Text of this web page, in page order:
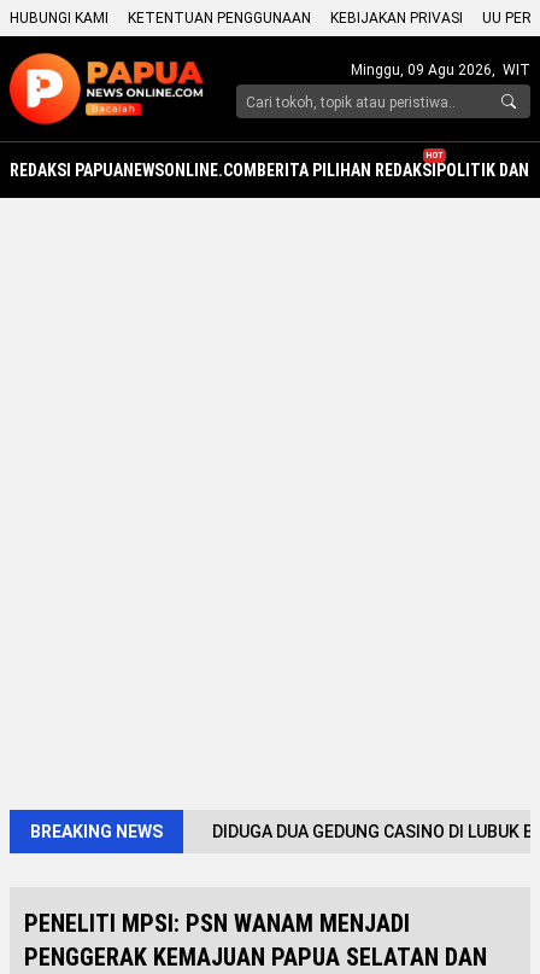
HUBUNGI KAMI KETENTUAN PENGGUNAAN KEBIJAKAN PRIVASI UU
Minggu, 09 Agu 2026, WIT
REDAKSI PAPUANEWSONLINE.COMBERITA PILIHAN REDAKSI
HOT
POLITIK DAN
BREAKING NEWS DIDUGA DUA GEDUNG CASINO DI LUBUK
PENELITI MPSI: PSN WANAM MENJADI
PENGGERAK KEMAJUAN PAPUA SELATAN DAN